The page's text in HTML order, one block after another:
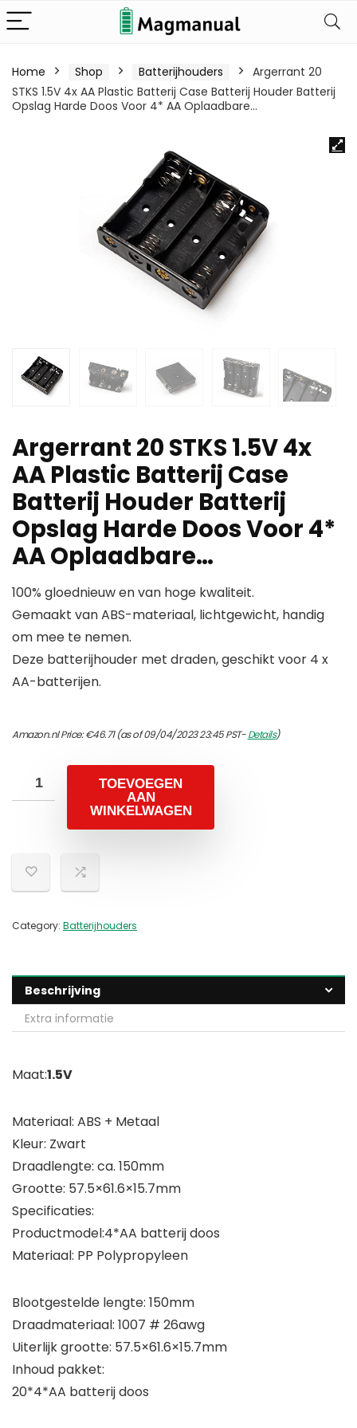
Home Shop Batterijhouders
Argerrant 20
STKS 1.5V 4x AA Plastic Batterij Case Batterij Houder Batterij
Opslag Harde Doos Voor 4* AA Oplaadbare…
Argerrant 20 STKS 1.5V 4x
AA Plastic Batterij Case
Batterij Houder Batterij
Opslag Harde Doos Voor 4*
AA Oplaadbare…
100% gloednieuw en van hoge kwaliteit.
Gemaakt van ABS-materiaal, lichtgewicht, handig
om mee te nemen.
Deze batterijhouder met draden, geschikt voor 4 x
AA-batterijen.
Amazon.nl Price:€46.71(as of 09/04/2023 23:45 PST-Details)
TOEVOEGEN
AAN
WINKELWAGEN
Category: Batterijhouders
Beschrijving
Extra informatie
Maat:1.5V
Materiaal: ABS + Metaal
Kleur: Zwart
Draadlengte: ca. 150mm
Grootte: 57.5×61.6×15.7mm
Specificaties:
Productmodel:4*AA batterij doos
Materiaal: PP Polypropyleen
Blootgestelde lengte: 150mm
Draadmateriaal: 1007 # 26awg
Uiterlijk grootte: 57.5×61.6×15.7mm
Inhoud pakket:
20*4*AA batterij doos